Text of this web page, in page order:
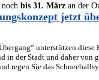
bis 31. März an der
jetzt
unterstützen
in der Stadt und daher
regen Sie das